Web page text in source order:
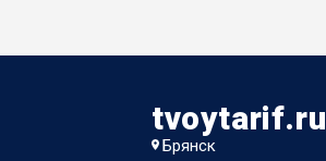
tvoytarif.ru
Брянск